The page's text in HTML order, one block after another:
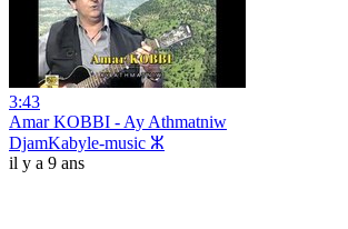
3:43
Amar KOBBI - Ay Athmatniw
DjamKabyle-music ⵣ
il y a 9 ans